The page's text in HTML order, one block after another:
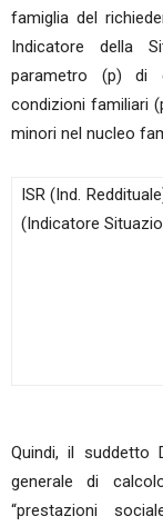
famiglia del
Indicatore della
parametro (p) di
condizioni familiari
minori nel nucleo
ISR (Ind.
(Indicatore
Quindi, il suddetto
generale di
“prestazioni